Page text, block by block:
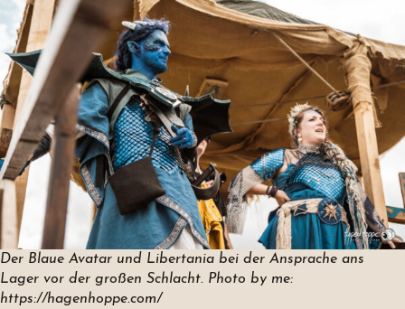
Der Blaue Avatar und Libertania bei der Ansprache ans
Lager vor der großen Schlacht. Photo by me:
https://hagenhoppe.com/